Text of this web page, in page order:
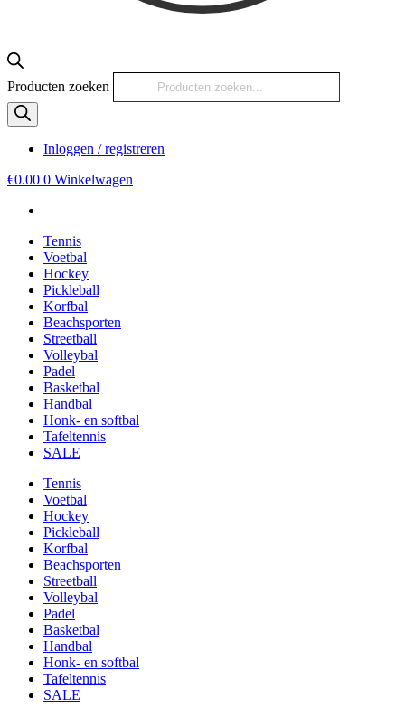
Producten zoeken
Inloggen / registreren
€0.00 0 Winkelwagen
Tennis
Voetbal
Hockey
Pickleball
Korfbal
Beachsporten
Streetball
Volleybal
Padel
Basketbal
Handbal
Honk- en softbal
Tafeltennis
SALE
Tennis
Voetbal
Hockey
Pickleball
Korfbal
Beachsporten
Streetball
Volleybal
Padel
Basketbal
Handbal
Honk- en softbal
Tafeltennis
SALE